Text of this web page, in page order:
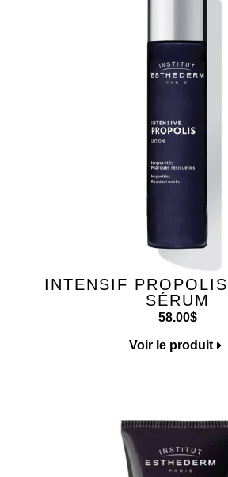
INTENSIF
SÉRUM
58.00$
Voir le produit